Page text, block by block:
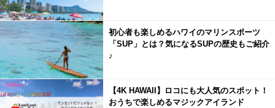
初心者も楽しめるハワイのマリンスポーツ
「SUP」とは？気になるSUPの歴史もご紹介
♪
【4K HAWAII】ロコにも大人気のスポット！
おうちで楽しめるマジックアイランド